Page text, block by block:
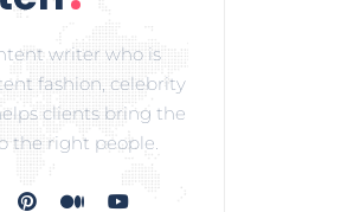
writer who is
fashion, celebrity
clients bring the
the right people.